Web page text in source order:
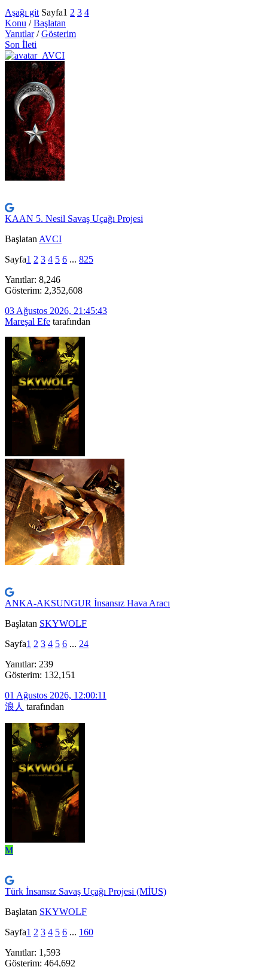
Aşağı git Sayfa1 2 3 4
Konu /Başlatan
Yanıtlar/Gösterim
Son İleti
KAAN 5. Nesil Savaş Uçağı Projesi
Başlatan AVCI
Sayfa1 2 3 4 5 6 ... 825
Yanıtlar: 8,246
Gösterim: 2,352,608
03 Ağustos 2026, 21:45:43
Mareşal Efe tarafından
ANKA-AKSUNGUR İnsansız Hava Aracı
Başlatan SKYWOLF
Sayfa1 2 3 4 5 6 ... 24
Yanıtlar: 239
Gösterim: 132,151
01 Ağustos 2026, 12:00:11
浪人 tarafından
M
Türk İnsansız Savaş Uçağı Projesi (MİUS)
Başlatan SKYWOLF
Sayfa1 2 3 4 5 6 ... 160
Yanıtlar: 1,593
Gösterim: 464,692